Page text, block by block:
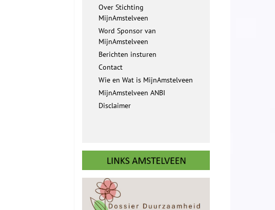
Over Stichting
MijnAmstelveen
Word Sponsor van
MijnAmstelveen
Berichten insturen
Contact
Wie en Wat is MijnAmstelveen
MijnAmstelveen ANBI
Disclaimer